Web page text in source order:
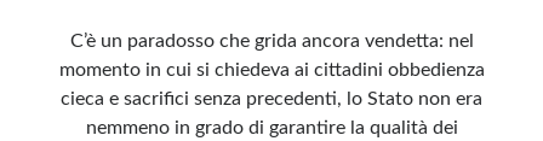
Questo blog non rappresenta una testata giornalistica, in quanto viene aggiornato
senza alcuna periodicità. Non può pertanto considerarsi un prodotto editoriale ai
sensi della legge n· 62 del 7.03.2001. L’autore non è responsabile di quanto
C’è un paradosso che grida ancora vendetta: nel
momento in cui si chiedeva ai cittadini obbedienza
cieca e sacrifici senza precedenti, lo Stato non era
nemmeno in grado di garantire la qualità dei